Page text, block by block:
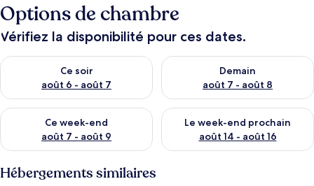
Options de chambre
Vérifiez la disponibilité pour ces dates.
Ce soir
août 6 - août 7
Vérifier la disponibilité pour ce soir août 6 - août 7
Demain
août 7 - août 8
Vérifier la disponibilité pour
Ce week-end
août 7 - août 9
Vérifier la disponibilité pour ce week-end août 7 - août 9
Le week-end prochain
août 14 - août 16
Vérifier la disponibilité pour
Hébergements similaires